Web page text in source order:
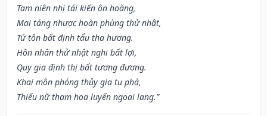
Tam niên nhị tái kiến ôn hoàng,
Mai táng nhược hoàn phùng thử nhật,
Tử tôn bất định tẩu tha hương.
Hôn nhân thử nhật nghi bất lợi,
Quy gia định thị bất tương đương.
Khai môn phóng thủy gia tu phá,
Thiếu nữ tham hoa luyến ngoại lang.”